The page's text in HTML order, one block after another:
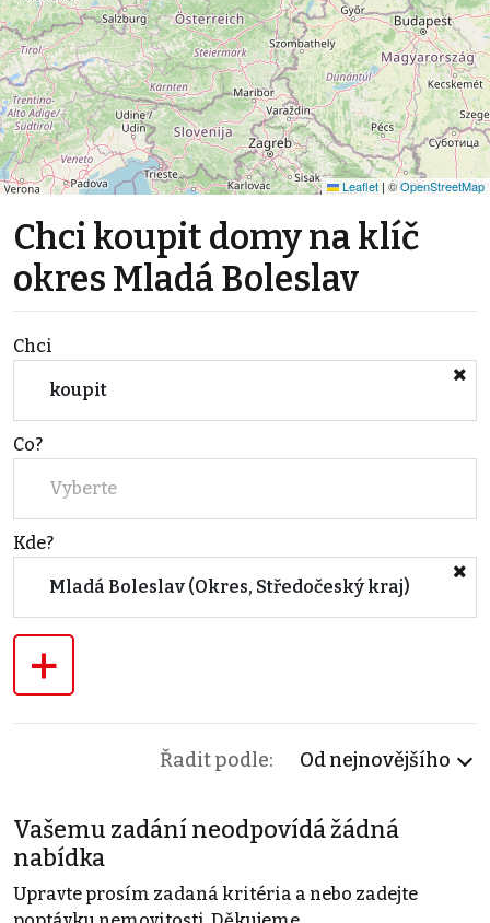
Leaflet | ©OpenStreetMap
Chci koupit domy na klíč
okres Mladá Boleslav
Chci
koupit
Co?
Vyberte
Kde?
Mladá Boleslav (Okres, Středočeský kraj)
+
Řadit podle: Od nejnovějšího
Vašemu zadání neodpovídá žádná
nabídka
Upravte prosím zadaná kritéria a nebo zadejte